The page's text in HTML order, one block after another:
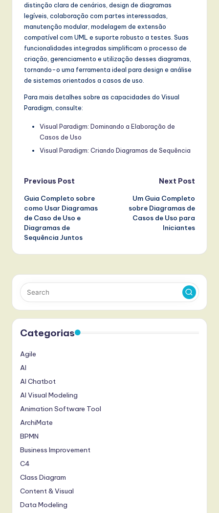
distinção clara de cenários, design de diagramas
legíveis, colaboração com partes interessadas,
manutenção modular, modelagem de extensão
compatível com UML e suporte robusto a testes. Suas
funcionalidades integradas simplificam o processo de
criação, gerenciamento e utilização desses diagramas,
tornando-o uma ferramenta ideal para design e análise
de sistemas orientados a casos de uso.
Para mais detalhes sobre as capacidades do Visual
Paradigm, consulte:
Visual Paradigm: Dominando a Elaboração de
Casos de Uso
Visual Paradigm: Criando Diagramas de Sequência
Post
navigation
Previous Post
Guia Completo sobre
como Usar Diagramas
de Caso de Uso e
Diagramas de
Sequência Juntos
Next Post
Um Guia Completo
sobre Diagramas de
Casos de Uso para
Iniciantes
Categorias
Agile
AI
AI Chatbot
AI Visual Modeling
Animation Software Tool
ArchiMate
BPMN
Business Improvement
C4
Class Diagram
Content & Visual
Data Modeling